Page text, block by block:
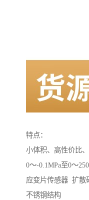
特点：
小体积、高性价比
0～-0.1MPa至0～
应变片传感器 扩
不锈钢结构